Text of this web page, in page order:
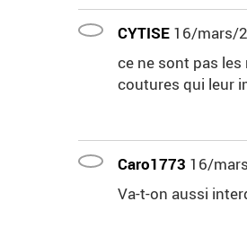
CYTISE 16/mars/
ce ne sont pas
coutures qui leur
Caro1773 16/
Va-t-on aussi